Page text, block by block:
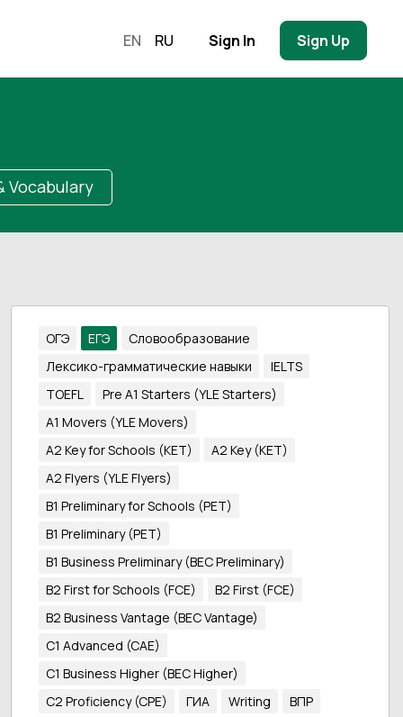
EN RU Sign In Sign Up
Vocabulary
ОГЭ ЕГЭ
Словообразование
Лексико-грамматические навыки
IELTS
TOEFL
Pre A1 Starters (YLE Starters)
A1 Movers (YLE Movers)
A2 Key for Schools (KET)
A2 Key (KET)
A2 Flyers (YLE Flyers)
B1 Preliminary for Schools (PET)
B1 Preliminary (PET)
B1 Business Preliminary (BEC Preliminary)
B2 First for Schools (FCE)
B2 First (FCE)
B2 Business Vantage (BEC Vantage)
C1 Advanced (CAE)
C1 Business Higher (BEC Higher)
C2 Proficiency (CPE)
ГИА Writing ВПР